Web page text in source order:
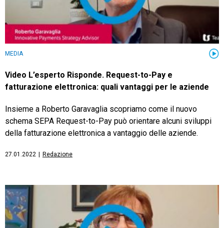
MEDIA
Video L’esperto Risponde. Request-to-Pay e
fatturazione elettronica: quali vantaggi per le aziende
Insieme a Roberto Garavaglia scopriamo come il nuovo
schema SEPA Request-to-Pay può orientare alcuni sviluppi
della fatturazione elettronica a vantaggio delle aziende.
27.01.2022 | Redazione